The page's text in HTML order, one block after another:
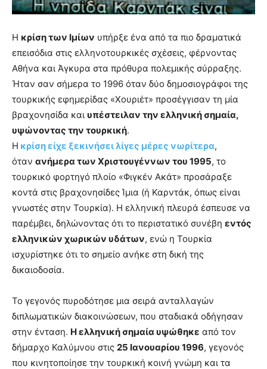
you
of
pain.
pornhun
hd
Η κρίση των Ιμίων υπήρξε ένα από τα πιο δραματικά
επεισόδια στις ελληνοτουρκικές σχέσεις, φέρνοντας
Αθήνα και Άγκυρα στα πρόθυρα πολεμικής σύρραξης.
Ήταν σαν σήμερα το 1996 όταν δύο δημοσιογράφοι της
τουρκικής εφημερίδας «Χουριέτ» προσέγγισαν τη μία
βραχονησίδα και υπέστειλαν την ελληνική σημαία,
υψώνοντας την τουρκική.
Η κρίση είχε ξεκινήσει λίγες μέρες νωρίτερα,
όταν ανήμερα των Χριστουγέννων του 1995, το
τουρκικό φορτηγό πλοίο «Φιγκέν Ακάτ» προσάραξε
κοντά στις βραχονησίδες Ίμια (ή Καρντάκ, όπως είναι
γνωστές στην Τουρκία). Η ελληνική πλευρά έσπευσε να
παρέμβει, δηλώνοντας ότι το περιστατικό συνέβη εντός
ελληνικών χωρικών υδάτων, ενώ η Τουρκία
ισχυρίστηκε ότι το σημείο ανήκε στη δική της
δικαιοδοσία.
Το γεγονός πυροδότησε μια σειρά ανταλλαγών
διπλωματικών διακοινώσεων, που σταδιακά οδήγησαν
στην ένταση. Η ελληνική σημαία υψώθηκε από τον
δήμαρχο Καλύμνου στις 25 Ιανουαρίου 1996, γεγονός
που κινητοποίησε την τουρκική κοινή γνώμη και τα